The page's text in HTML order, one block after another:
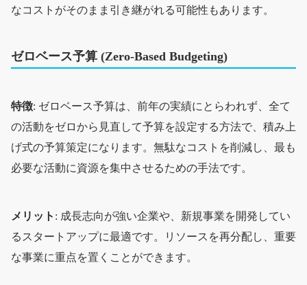
なコストがそのまま引き継がれる可能性もあります。
ゼロベース予算 (Zero-Based Budgeting)
特徴: ゼロベース予算は、前年の実績にとらわれず、全て
の活動をゼロから見直して予算を設定する方法で、積み上
げ式の予算策定になります。無駄なコストを削減し、最も
必要な活動に資源を集中させるための手法です。
メリット : 成長志向が強い企業や、新規事業を開発してい
るスタートアップに最適です。リソースを再分配し、重要
な事業に重点を置くことができます。